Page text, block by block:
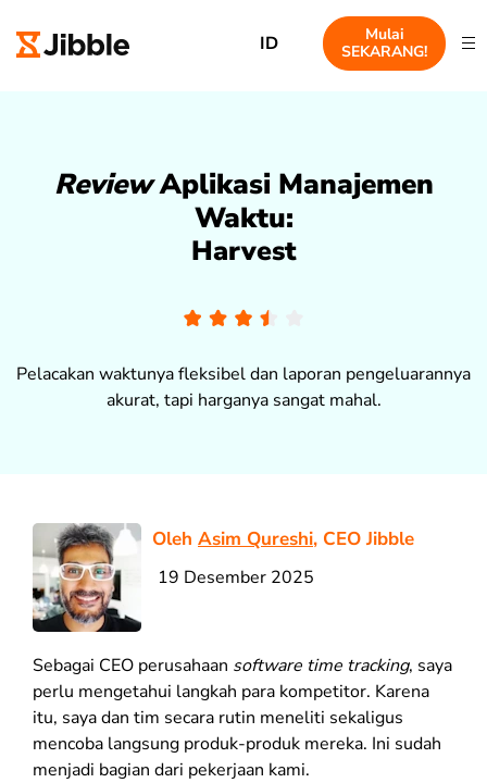
ID
Mulai
SEKARANG!
ReviewAplikasi Manajemen
Waktu:
Harvest
Pelacakan waktunya fleksibel dan laporan pengeluarannya
akurat, tapi harganya sangat mahal.
Oleh Asim Qureshi, CEO Jibble
19 Desember 2025
Sebagai CEO perusahaan software time tracking, saya
perlu mengetahui langkah para kompetitor. Karena
itu, saya dan tim secara rutin meneliti sekaligus
mencoba langsung produk-produk mereka. Ini sudah
menjadi bagian dari pekerjaan kami.